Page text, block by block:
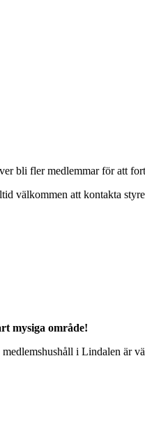
bli fler medlemmar för att
välkommen att kontakta
mysiga område!
i Lindalen är